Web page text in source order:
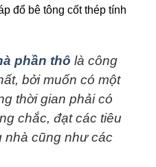
đổ bê tông cốt thép tính
phần thô là công
bởi muốn có một
thời gian phải có
chắc, đạt các tiêu
nhà cũng như các